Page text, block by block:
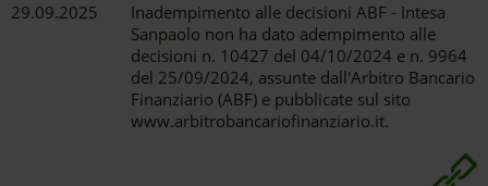
29.09.2025
Inadempimento alle decisioni ABF - Intesa
Sanpaolo non ha dato adempimento alle
decisioni n. 10427 del 04/10/2024 e n. 9964
del 25/09/2024, assunte dall'Arbitro Bancario
Finanziario (ABF) e pubblicate sul sito
www.arbitrobancariofinanziario.it.